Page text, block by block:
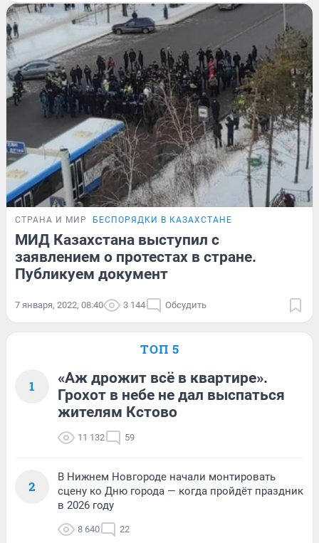
СТРАНА И МИР БЕСПОРЯДКИ В КАЗАХСТАНЕ
МИД Казахстана выступил с
заявлением о протестах в стране.
Публикуем документ
7 января, 2022, 08:40 3 144 Обсудить
ТОП 5
1
«Аж дрожит всё в квартире».
Грохот в небе не дал выспаться
жителям Кстово
11 132 59
2
В Нижнем Новгороде начали монтировать
сцену ко Дню города — когда пройдёт праздник
в 2026 году
8 640 22